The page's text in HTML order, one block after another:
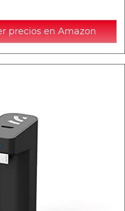
precios en Amazon